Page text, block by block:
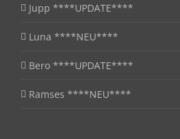
Jupp ****UPDATE****
Luna ****NEU****
Bero ****UPDATE****
Ramses ****NEU****